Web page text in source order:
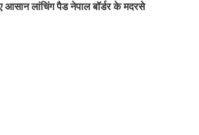
आसान लांचिंग पैड नेपाल बॉर्डर के मदरसे